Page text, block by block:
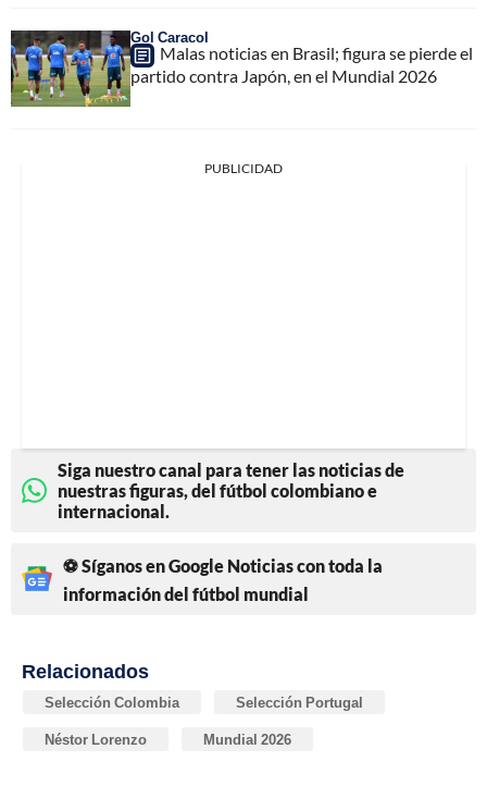
Gol Caracol
Malas noticias en Brasil; figura se pierde el
partido contra Japón, en el Mundial 2026
PUBLICIDAD
Siga nuestro canal para tener las noticias de
nuestras figuras, del fútbol colombiano e
internacional.
⚽ Síganos en Google Noticias con toda la
información del fútbol mundial
Relacionados
Selección Colombia Selección Portugal
Néstor Lorenzo Mundial 2026